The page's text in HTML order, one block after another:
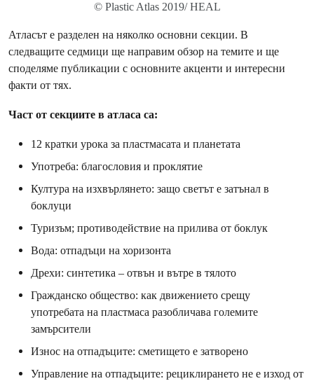
© Plastic Atlas 2019/ HEAL
Атласът е разделен на няколко основни секции. В
следващите седмици ще направим обзор на темите и ще
споделяме публикации с основните акценти и интересни
факти от тях.
Част от секциите в атласа са:
12 кратки урока за пластмасата и планетата
Употреба: благословия и проклятие
Култура на изхвърлянето: защо светът е затънал в
боклуци
Туризъм; противодействие на прилива от боклук
Вода: отпадъци на хоризонта
Дрехи: синтетика – отвън и вътре в тялото
Гражданско общество: как движението срещу
употребата на пластмаса разобличава големите
замърсители
Износ на отпадъците: сметището е затворено
Управление на отпадъците: рециклирането не е изход от